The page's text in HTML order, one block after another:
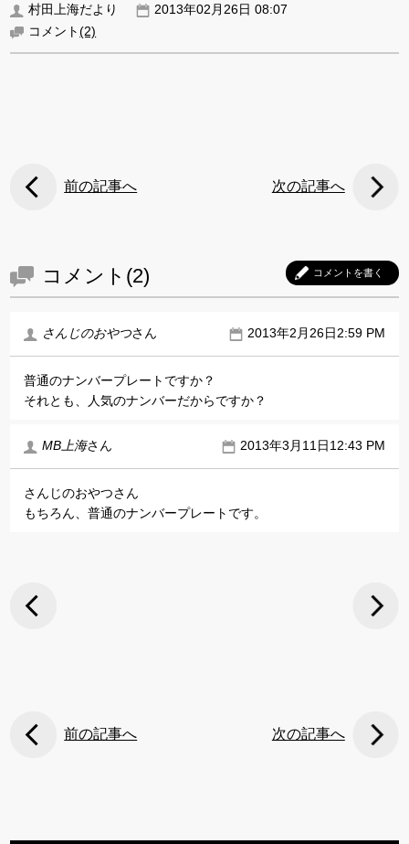
村田上海だより
2013年02月26日 08:07
コメント(2)
前の記事へ 次の記事へ
コメント(2) コメントを書く
さんじのおやつさん 2013年2月26日2:59 PM
普通のナンバープレートですか？
それとも、人気のナンバーだからですか？
MB上海さん 2013年3月11日12:43 PM
さんじのおやつさん
もちろん、普通のナンバープレートです。
前の記事へ 次の記事へ